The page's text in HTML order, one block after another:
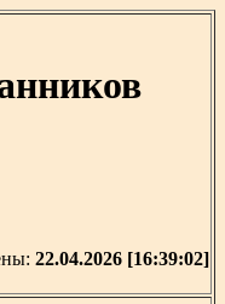
22.04.2026 [16:39:02]